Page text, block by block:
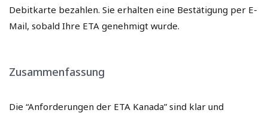
Debitkarte bezahlen. Sie erhalten eine Bestätigung per E-
Mail, sobald Ihre ETA genehmigt wurde.
Zusammenfassung
Die “Anforderungen der ETA Kanada” sind klar und